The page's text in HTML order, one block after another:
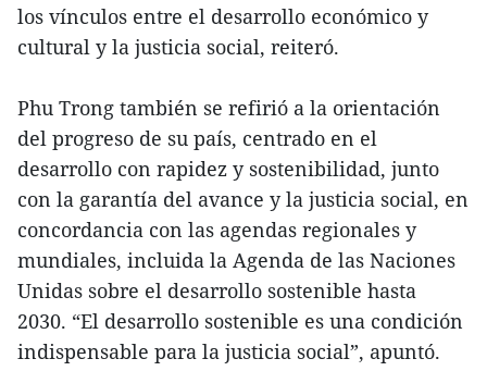
los vínculos entre el desarrollo económico y
cultural y la justicia social, reiteró.
Phu Trong también se refirió a la orientación
del progreso de su país, centrado en el
desarrollo con rapidez y sostenibilidad, junto
con la garantía del avance y la justicia social, en
concordancia con las agendas regionales y
mundiales, incluida la Agenda de las Naciones
Unidas sobre el desarrollo sostenible hasta
2030. “El desarrollo sostenible es una condición
indispensable para la justicia social”, apuntó.